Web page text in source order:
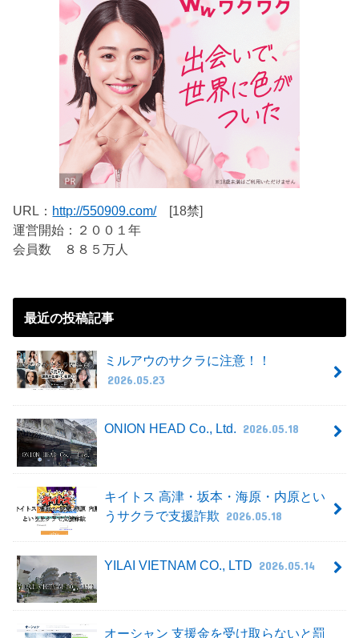
URL： http://550909.com/[18禁]
運営開始：２００１年
会員数 ８８５万人
最近の投稿記事
ミルアウのサクラに注意！！
2026.05.23
ONION HEAD Co., Ltd. 2026.05.18
キイトス 高津・坂本・海原・内原とい
うサクラで支援詐欺 2026.05.18
YILAI VIETNAM CO., LTD 2026.05.14
オーシャン 支援金を受け取らないと罰